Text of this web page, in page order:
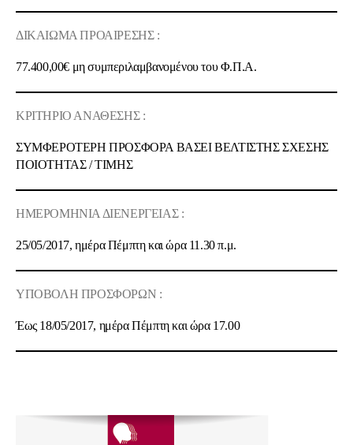
ΔΙΚΑΙΩΜΑ ΠΡΟΑΙΡΕΣΗΣ :
77.400,00€ μη συμπεριλαμβανομένου του Φ.Π.Α.
ΚΡΙΤΗΡΙΟ ΑΝΑΘΕΣΗΣ :
ΣΥΜΦΕΡΟΤΕΡΗ ΠΡΟΣΦΟΡΑ ΒΑΣΕΙ ΒΕΛΤΙΣΤΗΣ ΣΧΕΣΗΣ
ΠΟΙOΤΗΤΑΣ / ΤΙΜΗΣ
ΗΜΕΡΟΜΗΝΙΑ ΔΙΕΝΕΡΓΕΙΑΣ :
25/05/2017, ημέρα Πέμπτη και ώρα 11.30 π.μ.
ΥΠΟΒΟΛΗ ΠΡΟΣΦΟΡΩΝ :
Έως 18/05/2017, ημέρα Πέμπτη και ώρα 17.00